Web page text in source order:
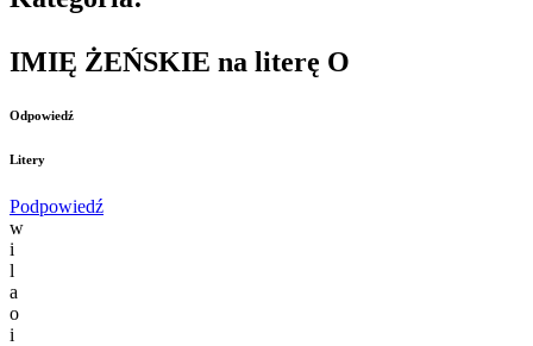
IMIĘ ŻEŃSKIE na literę O
Odpowiedź
Litery
Podpowiedź
w
i
l
a
o
i